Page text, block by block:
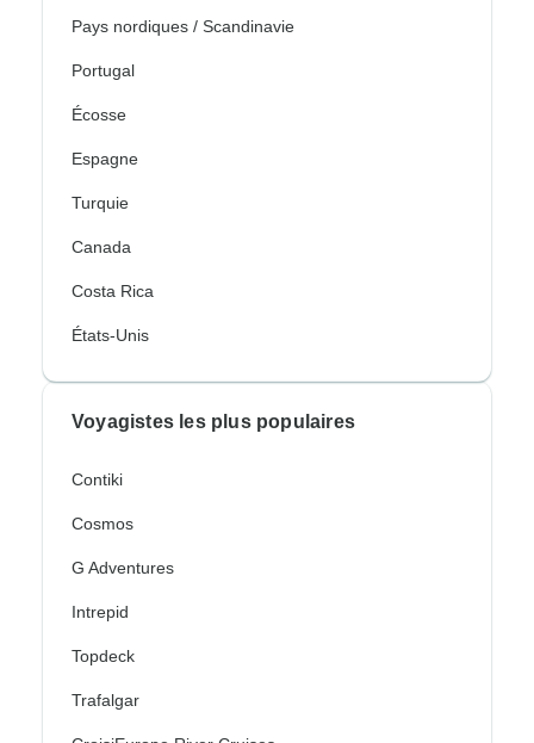
Pays nordiques / Scandinavie
Portugal
Écosse
Espagne
Turquie
Canada
Costa Rica
États-Unis
Voyagistes les plus populaires
Contiki
Cosmos
G Adventures
Intrepid
Topdeck
Trafalgar